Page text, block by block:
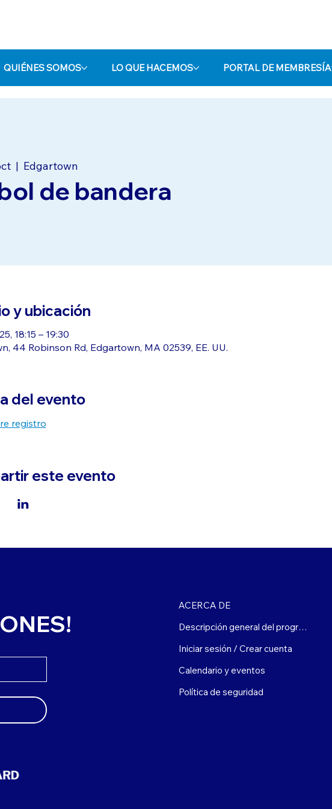
QUIÉNES SOMOS LO QUE HACEMOS PORTAL DE MEMBRESÍA
  |
Edgartown
de bandera
y ubicación
18:15 – 19:30
44 Robinson Rd, Edgartown, MA 02539, EE. UU.
del evento
registro
este evento
ACERCA DE
Descripción general del programa
Iniciar sesión / Crear cuenta
Calendario y eventos
Política de seguridad